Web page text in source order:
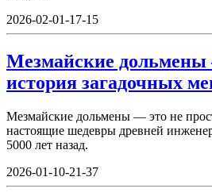
2026-02-01-17-15
Мезмайские
история загадочных
Мезмайские дольмены — это не
настоящие шедевры древней
5000 лет назад.
2026-01-10-21-37